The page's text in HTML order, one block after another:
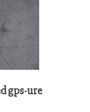
gps-ure